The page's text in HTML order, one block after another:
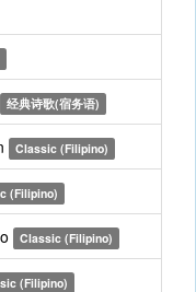
经典诗歌(宿务语)
Classic (Filipino)
(Filipino)
Classic (Filipino)
(Filipino)